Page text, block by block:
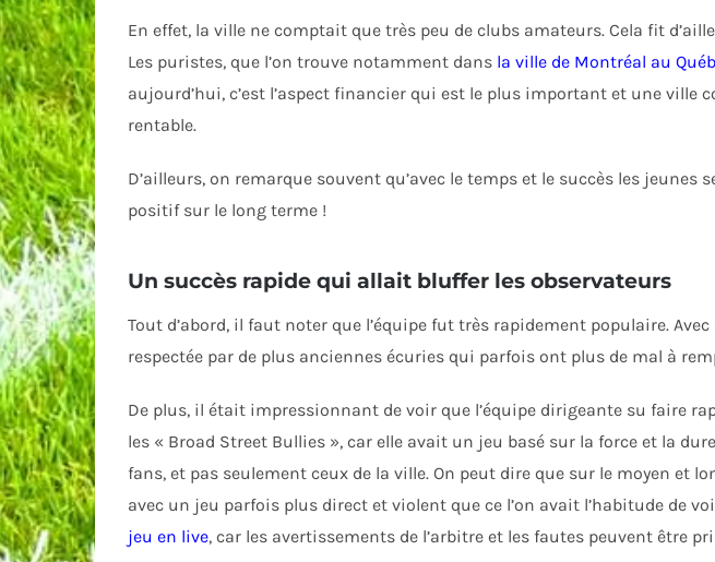
En effet, la ville ne comptait que très peu de clubs amateurs. Cela fit
Les puristes, que l’on trouve notamment dans la ville de Montréal au
aujourd’hui, c’est l’aspect financier qui est le plus important et une
rentable.
D’ailleurs, on remarque souvent qu’avec le temps et le succès les
positif sur le long terme !
Un succès rapide qui allait bluffer les observateurs
Tout d’abord, il faut noter que l’équipe fut très rapidement populaire.
respectée par de plus anciennes écuries qui parfois ont plus de mal à
De plus, il était impressionnant de voir que l’équipe dirigeante su faire
les « Broad Street Bullies », car elle avait un jeu basé sur la force et la
fans, et pas seulement ceux de la ville. On peut dire que sur le moyen et
avec un jeu parfois plus direct et violent que ce l’on avait l’habitude de
jeu en live, car les avertissements de l’arbitre et les fautes peuvent être